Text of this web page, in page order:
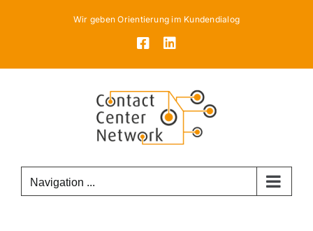
Wir geben Orientierung im Kundendialog
Facebook
Navigation ...